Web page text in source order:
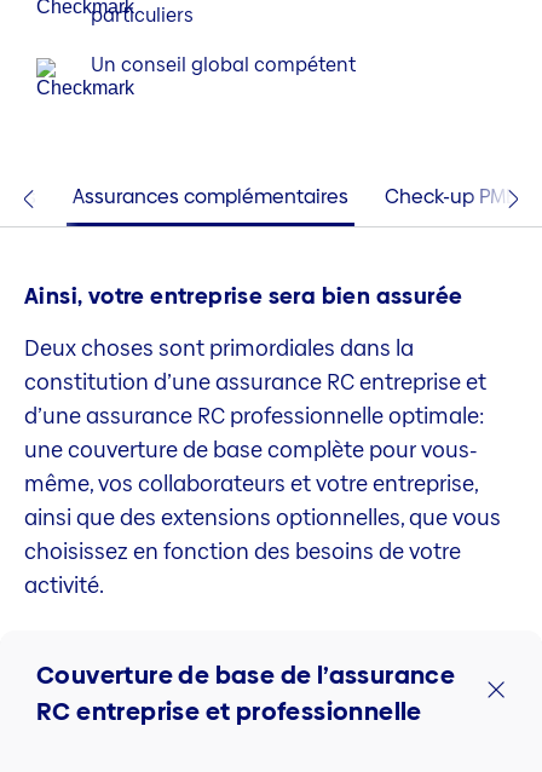
particuliers
Un conseil global compétent
Assurances complémentaires Check-up PME
Ainsi, votre entreprise sera bien assurée
Deux choses sont primordiales dans la
constitution d’une assurance RC entreprise et
d’une assurance RC professionnelle optimale:
une couverture de base complète pour vous-
même, vos collaborateurs et votre entreprise,
ainsi que des extensions optionnelles, que vous
choisissez en fonction des besoins de votre
activité.
Couverture de base de l’assurance
RC entreprise et professionnelle